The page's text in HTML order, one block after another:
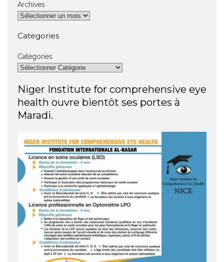
Archives
Categories
Catégories
Niger Institute for comprehensive eye
health ouvre bientôt ses portes à
Maradi.